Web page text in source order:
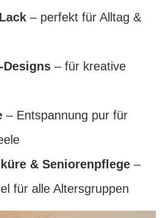
– perfekt für Alltag &
Designs – für kreative
– Entspannung pur für
& Seniorenpflege –
für alle Altersgruppen